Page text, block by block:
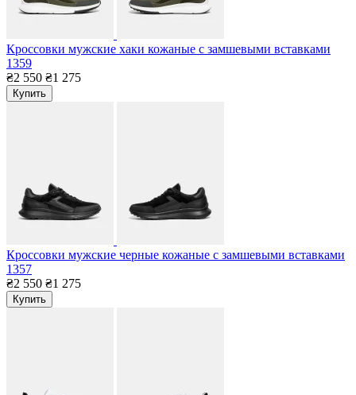
Кроссовки мужские хаки кожаные с замшевыми вставками
1359
₴2 550 ₴1 275
Купить
Кроссовки мужские черные кожаные с замшевыми вставками
1357
₴2 550 ₴1 275
Купить